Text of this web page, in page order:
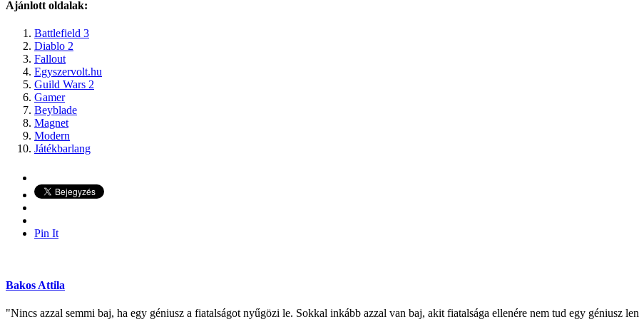
Ajánlott oldalak:
Battlefield 3
Diablo 2
Fallout
Egyszervolt.hu
Guild Wars 2
Gamer
Beyblade
Magnet
Modern
Játékbarlang
Pin It
Bakos Attila
"Nincs azzal semmi baj, ha egy géniusz a fiatalságot nyűgözi le. Sokkal inkább azzal van baj, akit fiatalsága ellenére nem tud egy géniusz